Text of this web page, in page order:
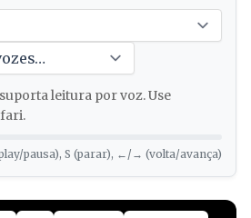
leitura por voz. Use
pausa), S (parar), ←/→ (volta/avança)